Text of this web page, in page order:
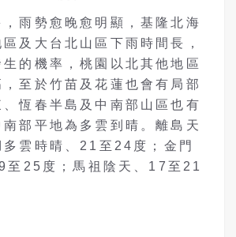
雨勢愈晚愈明顯，基隆北海
及大台北山區下雨時間長，
的機率，桃園以北其他地區
，至於竹苗及花蓮也會有局部
恆春半島及中南部山區也有
部平地為多雲到晴。離島天
多雲時晴、21至24度；金門
至25度；馬祖陰天、17至21